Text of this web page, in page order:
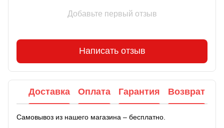
Добавьте первый отзыв
Написать отзыв
Доставка Оплата Гарантия Возврат
Самовывоз из нашего магазина – бесплатно.